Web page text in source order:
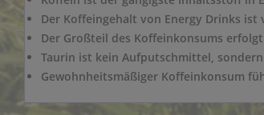
Der Koffeingehalt von Energy Drinks
Der Großteil des Koffeinkonsums
Taurin ist kein Aufputschmittel,
Gewohnheitsmäßiger Koffeinkonsum